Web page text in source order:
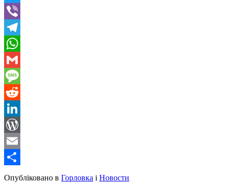
Twitter
Viber
Telegram
WhatsApp
Gmail
Message
Reddit
LinkedIn
WordPress
Email
Share
Опубліковано в Горловка і Новости